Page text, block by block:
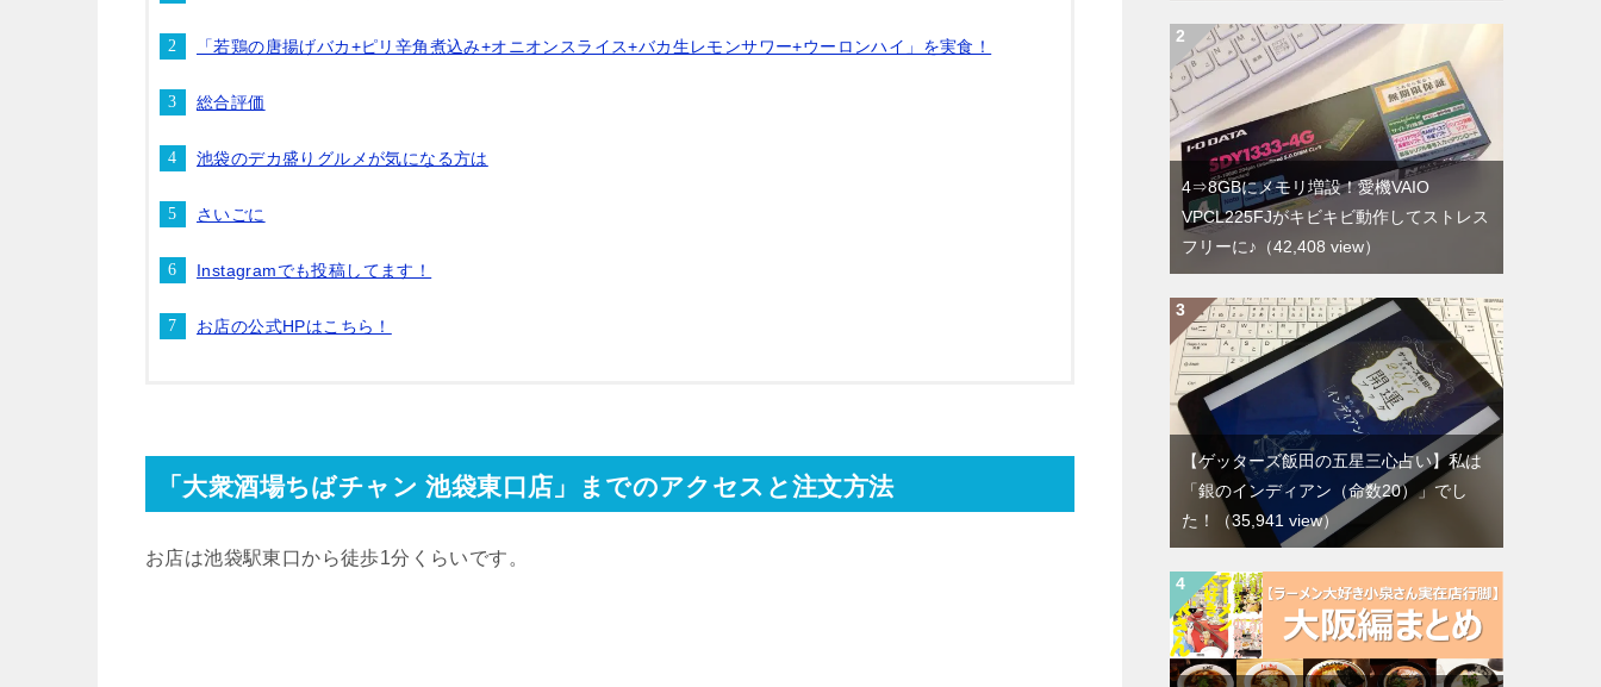
「若鶏の唐揚げバカ+ピリ辛角煮込み+オニオンスライス+バカ生レモンサワー+ウーロンハイ」を実食！
総合評価
池袋のデカ盛りグルメが気になる方は
さいごに
Instagramでも投稿してます！
お店の公式HPはこちら！
「大衆酒場ちばチャン 池袋東口店」までのアクセスと注文方法
お店は池袋駅東口から徒歩1分くらいです。
4⇒8GBにメモリ増設！愛機VAIO
VPCL225FJがキビキビ動作してストレス
フリーに♪ （42,408 view）
【ゲッターズ飯田の五星三心占い】私は
「銀のインディアン（命数20）」でし
た！
（35,941 view）